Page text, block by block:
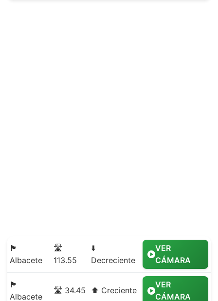
🏴
Albacete
🛣️
113.55
⬇️
Decreciente
VER
CÁMARA
🏴
Albacete
🛣️ 34.45 ⬆️ Creciente
VER
CÁMARA